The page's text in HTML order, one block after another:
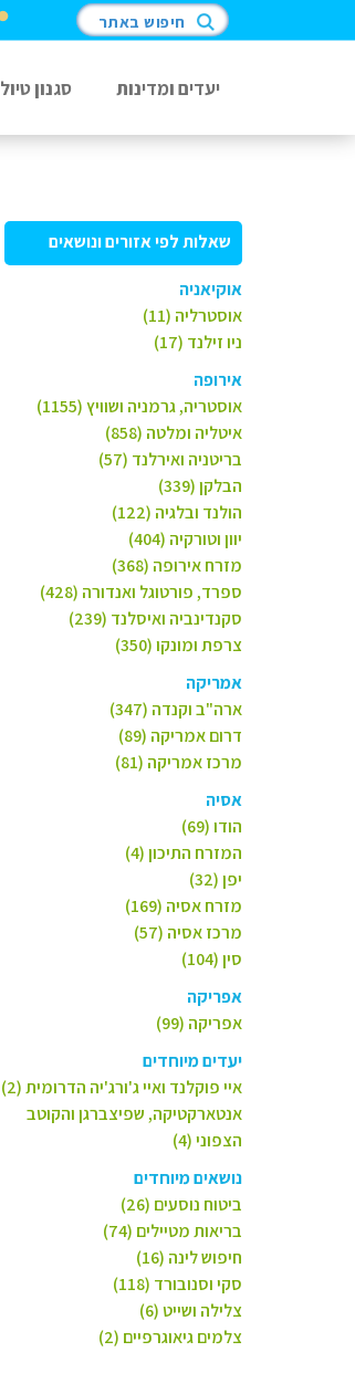
חיפוש באתר
יעדים ומדינות סגנון טיול
שאלות לפי אזורים ונושאים
אוקיאניה
אוסטרליה (11)
ניו זילנד (17)
אירופה
אוסטריה, גרמניה ושוויץ (1155)
איטליה ומלטה (858)
בריטניה ואירלנד (57)
הבלקן (339)
הולנד ובלגיה (122)
יוון וטורקיה (404)
מזרח אירופה (368)
ספרד, פורטוגל ואנדורה (428)
סקנדינביה ואיסלנד (239)
צרפת ומונקו (350)
אמריקה
ארה"ב וקנדה (347)
דרום אמריקה (89)
מרכז אמריקה (81)
אסיה
הודו (69)
המזרח התיכון (4)
יפן (32)
מזרח אסיה (169)
מרכז אסיה (57)
סין (104)
אפריקה
אפריקה (99)
יעדים מיוחדים
איי פוקלנד ואיי ג'ורג'יה הדרומית (2)
אנטארקטיקה, שפיצברגן והקוטב
הצפוני (4)
נושאים מיוחדים
ביטוח נוסעים (26)
בריאות מטיילים (74)
חיפוש לינה (16)
סקי וסנובורד (118)
צלילה ושייט (6)
צלמים גיאוגרפיים (2)